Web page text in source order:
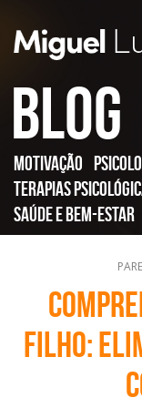
Blog
Motivação
Terapias
Saúde e Bem-Estar
filho: